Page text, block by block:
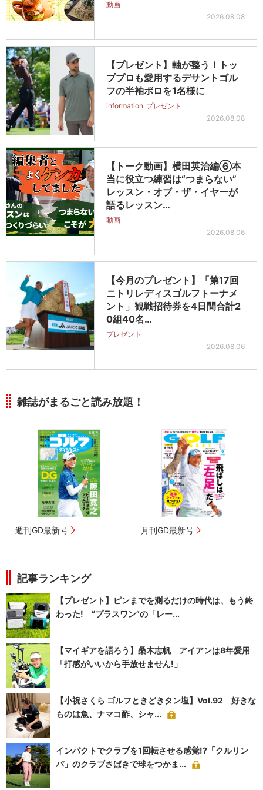
動画
2026.08.08
【プレゼント】軸が整う！トッ
ププロも愛用するデサントゴル
フの半袖ポロを1名様に
information プレゼント
2026.08.08
【トーク動画】横田英治編⑥本
当に役立つ練習は“つまらない”
レッスン・オブ・ザ・イヤーが
語るレッスン…
動画
2026.08.06
【今月のプレゼント】「第17回
ニトリレディスゴルフトーナメ
ント」観戦招待券を4日間合計2
0組40名…
プレゼント
2026.08.06
雑誌がまるごと読み放題！
週刊GD最新号 月刊GD最新号
記事ランキング
【プレゼント】ピンまでを測るだけの時代は、もう終
わった! “プラスワン”の「レー...
【マイギアを語ろう】桑木志帆 アイアンは8年愛用
「打感がいいから手放せません!」
【小祝さくら ゴルフときどきタン塩】Vol.92 好きな
ものは魚、ナマコ酢、シャ...
インパクトでクラブを1回転させる感覚!?「クルリン
パ」のクラブさばきで球をつかま...